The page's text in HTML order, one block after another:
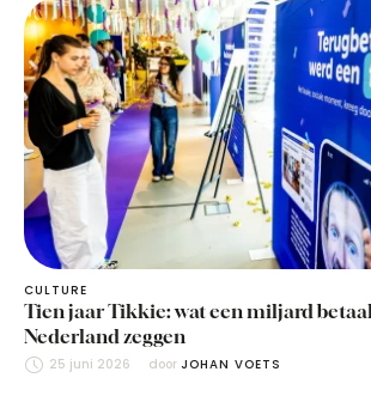
CULTURE
Tien jaar Tikkie: wat een miljard
Nederland zeggen
25 juni 2026 door JOHAN VOETS